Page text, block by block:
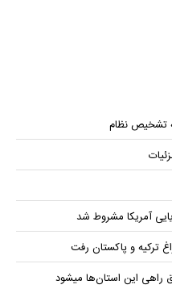
تشخیص نظام
آمریکا مشروط شد
ترکیه و پاکستان رفت
راهی این استان‌ها میشود